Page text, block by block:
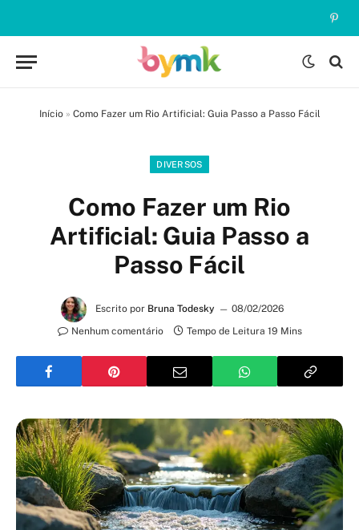
Início» Como Fazer um Rio Artificial: Guia Passo a Passo Fácil
DIVERSOS
Como Fazer um Rio
Artificial: Guia Passo a
Passo Fácil
Escrito por Bruna Todesky
08/02/2026
Nenhum comentário
Tempo de Leitura 19 Mins